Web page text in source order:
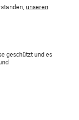
unseren
geschützt und es